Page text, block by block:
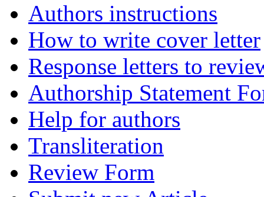
Authors instructions
How to write cover letter
Response letters to
Authorship Statement
Help for authors
Transliteration
Review Form